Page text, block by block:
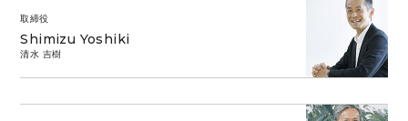
取締役
Shimizu Yoshiki
清水 吉樹